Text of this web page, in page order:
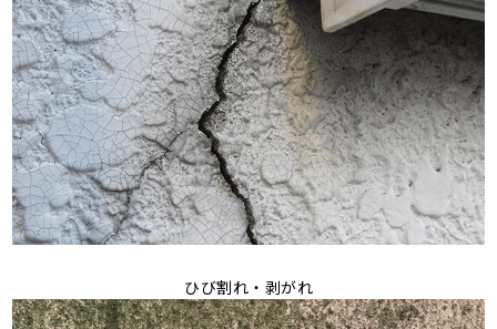
ひび割れ・剥がれ